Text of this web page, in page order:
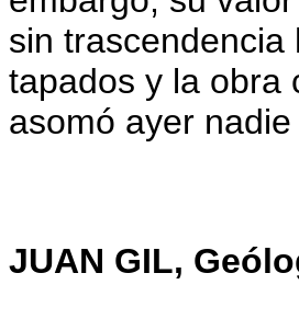
sin trascendencia
tapados y la obra
asomó ayer
JUAN GIL,